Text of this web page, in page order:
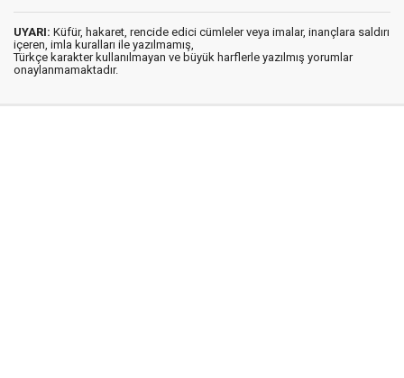
UYARI: Küfür, hakaret, rencide edici cümleler veya imalar, inançlara saldırı
içeren, imla kuralları ile yazılmamış,
Türkçe karakter kullanılmayan ve büyük harflerle yazılmış yorumlar
onaylanmamaktadır.